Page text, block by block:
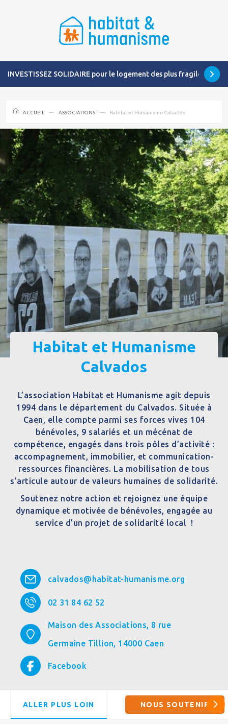
INVESTISSEZ SOLIDAIRE pour le logement des plus fragiles
ACCUEIL ASSOCIATIONS Habitat et Humanisme Calvados
Habitat et Humanisme
Calvados
L’association Habitat et Humanisme agit depuis
1994 dans le département du Calvados. Située à
Caen, elle compte parmi ses forces vives 104
bénévoles, 9 salariés et un mécénat de
compétence, engagés dans trois pôles d’activité :
accompagnement, immobilier, et communication-
ressources financières. La mobilisation de tous
s’articule autour de valeurs humaines de solidarité.
Soutenez notre action et rejoignez une équipe
dynamique et motivée de bénévoles, engagée au
service d’un projet de solidarité local !
calvados@habitat-humanisme.org
02 31 84 62 52
Maison des Associations, 8 rue
Germaine Tillion, 14000 Caen
Facebook
ALLER PLUS LOIN NOUS SOUTENIR